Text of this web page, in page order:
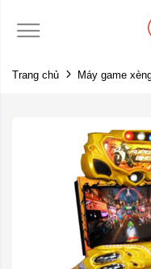
Trang chủ Máy game